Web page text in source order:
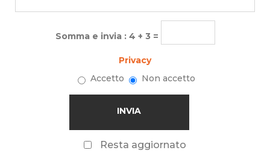
Somma e invia : 4 + 3 =
Privacy
Accetto
Non accetto
Resta aggiornato